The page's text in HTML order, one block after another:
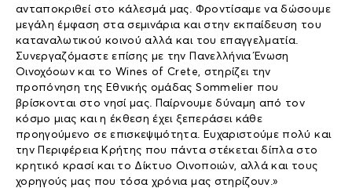
ανταποκριθεί στο κάλεσμά μας. Φροντίσαμε να δώσουμε
μεγάλη έμφαση στα σεμινάρια και στην εκπαίδευση του
καταναλωτικού κοινού αλλά και του επαγγελματία.
Συνεργαζόμαστε επίσης με την Πανελλήνια Ένωση
Οινοχόοων και το Wines of Crete, στηρίζει την
προπόνηση της Εθνικής ομάδας Sommelier που
βρίσκονται στο νησί μας. Παίρνουμε δύναμη από τον
κόσμο μιας και η έκθεση έχει ξεπεράσει κάθε
προηγούμενο σε επισκεψιμότητα. Ευχαριστούμε πολύ και
την Περιφέρεια Κρήτης που πάντα στέκεται δίπλα στο
κρητικό κρασί και το Δίκτυο Οινοποιών, αλλά και τους
χορηγούς μας που τόσα χρόνια μας στηρίζουν.»